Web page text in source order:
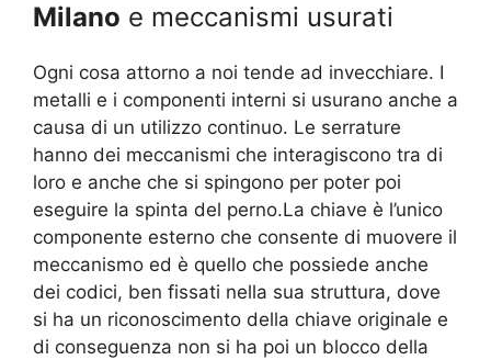
Milano e meccanismi usurati
Ogni cosa attorno a noi tende ad invecchiare. I
metalli e i componenti interni si usurano anche a
causa di un utilizzo continuo. Le serrature
hanno dei meccanismi che interagiscono tra di
loro e anche che si spingono per poter poi
eseguire la spinta del perno.La chiave è l’unico
componente esterno che consente di muovere il
meccanismo ed è quello che possiede anche
dei codici, ben fissati nella sua struttura, dove
si ha un riconoscimento della chiave originale e
di conseguenza non si ha poi un blocco della